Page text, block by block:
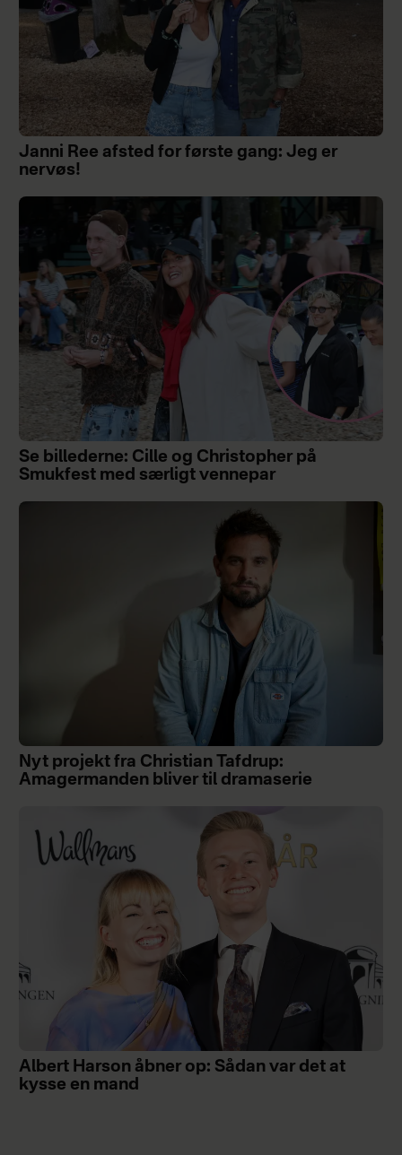
Janni Ree afsted for første gang: Jeg er
nervøs!
Se billederne: Cille og Christopher på
Smukfest med særligt vennepar
Nyt projekt fra Christian Tafdrup:
Amagermanden bliver til dramaserie
Albert Harson åbner op: Sådan var det at
kysse en mand